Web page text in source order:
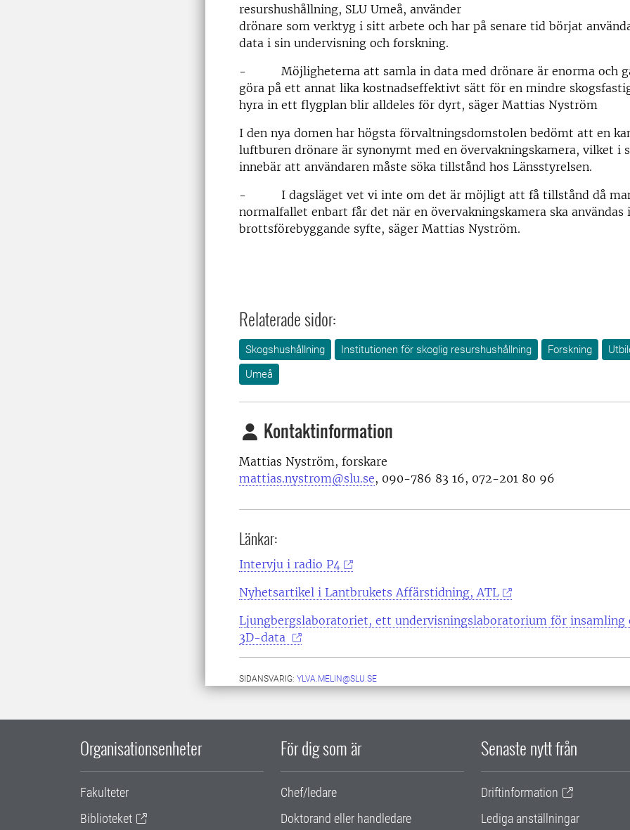
resurshushållning, SLU Umeå, använder
drönare som verktyg i sitt arbete och har på senare tid börjat
data i sin undervisning och forskning.
- Möjligheterna att samla in data med drönare är enorma och
göra på ett annat lika kostnadseffektivt sätt för en mindre
hyra in ett flygplan blir alldeles för dyrt, säger Mattias Nyström
I den nya domen har högsta förvaltningsdomstolen bedömt att en
luftburen drönare är synonymt med en övervakningskamera, vilket i
innebär att användaren måste söka tillstånd hos Länsstyrelsen.
- I dagsläget vet vi inte om det är möjligt att få tillstånd då
normalfallet enbart får det när en övervakningskamera ska användas i
brottsförebyggande syfte, säger Mattias Nyström.
Relaterade sidor:
Skogshushållning Institutionen för skoglig resurshushållning Forskning
Umeå
Kontaktinformation
Mattias Nyström, forskare
mattias.nystrom@slu.se, 090-786 83 16, 072-201 80 96
Länkar:
Intervju i radio P4
Nyhetsartikel i Lantbrukets Affärstidning, ATL
Ljungbergslaboratoriet, ett undervisningslaboratorium för insamling
3D-data
SIDANSVARIG: YLVA.MELIN@SLU.SE
Organisationsenheter
Fakulteter
Biblioteket
För dig som är
Chef/ledare
Doktorand eller handledare
Senaste nytt från
Driftinformation
Lediga anställningar